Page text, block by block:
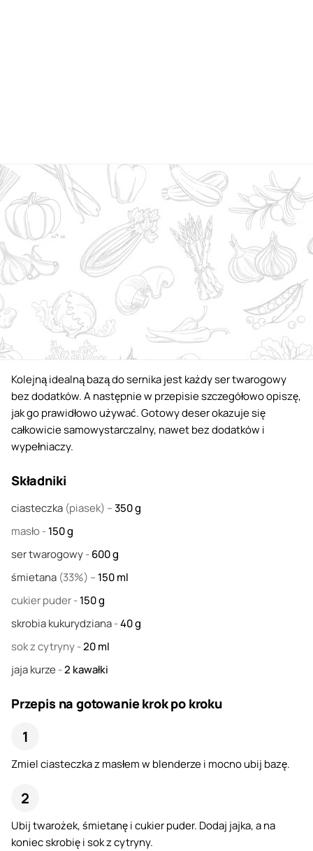
Kolejną idealną bazą do sernika jest każdy ser twarogowy
bez dodatków. A następnie w przepisie szczegółowo opiszę,
jak go prawidłowo używać. Gotowy deser okazuje się
całkowicie samowystarczalny, nawet bez dodatków i
wypełniaczy.
Składniki
ciasteczka (piasek) –350g
masło-150g
ser twarogowy-600g
śmietana (33%) –150ml
cukier puder-150g
skrobia kukurydziana-40g
sok z cytryny-20ml
jaja kurze -2 kawałki
Przepis na gotowanie krok po kroku
Zmiel ciasteczka z masłem w blenderze i mocno ubij bazę.
Ubij twarożek, śmietanę i cukier puder. Dodaj jajka, a na
koniec skrobię i sok z cytryny.